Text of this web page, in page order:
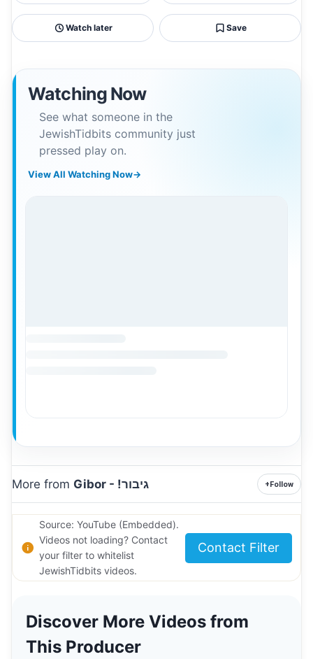
Watch later Save
Watching Now
See what someone in the
JewishTidbits community just
pressed play on.
View All Watching Now→
More from Gibor - !גיבור +Follow
Source: YouTube (Embedded).
Videos not loading? Contact
your filter to whitelist
JewishTidbits videos.
Contact Filter
Discover More Videos from
This Producer